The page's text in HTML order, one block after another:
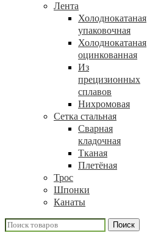
Лента
Холоднокатаная
упаковочная
Холоднокатаная
оцинкованная
Из
прецизионных
сплавов
Нихромовая
Сетка стальная
Сварная
кладочная
Тканая
Плетёная
Трос
Шпонки
Канаты
Поиск